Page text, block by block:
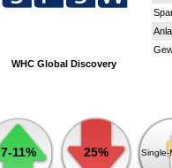
WHC Global Discovery
7-11% 25% Single-